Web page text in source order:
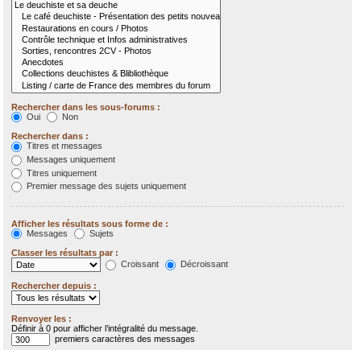
Rechercher dans les sous-forums :
Oui
Non
Rechercher dans :
Titres et messages
Messages uniquement
Titres uniquement
Premier message des sujets uniquement
Afficher les résultats sous forme de :
Messages
Sujets
Classer les résultats par :
Croissant
Décroissant
Rechercher depuis :
Renvoyer les :
Définir à 0 pour afficher l’intégralité du message.
premiers caractères des messages